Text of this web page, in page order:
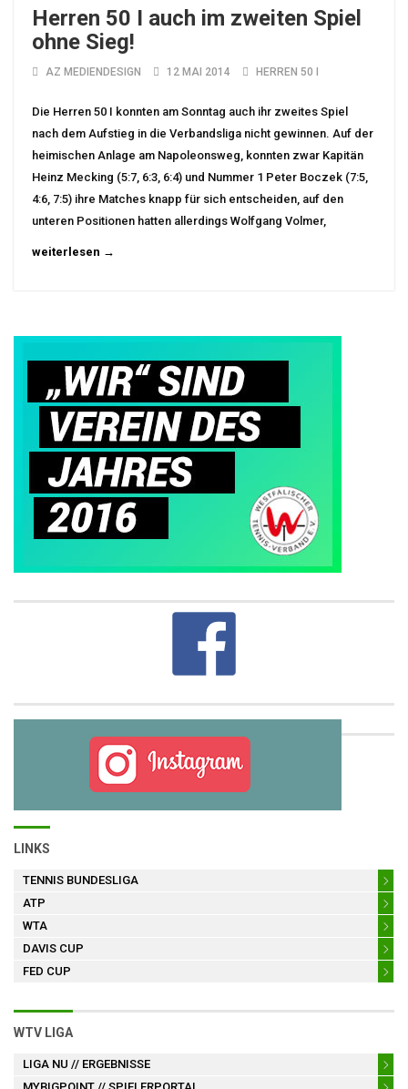
Herren 50 I auch im zweiten Spiel
ohne Sieg!
AZ MEDIENDESIGN 12 MAI 2014 HERREN 50 I
Die Herren 50 I konnten am Sonntag auch ihr zweites Spiel
nach dem Aufstieg in die Verbandsliga nicht gewinnen. Auf der
heimischen Anlage am Napoleonsweg, konnten zwar Kapitän
Heinz Mecking (5:7, 6:3, 6:4) und Nummer 1 Peter Boczek (7:5,
4:6, 7:5) ihre Matches knapp für sich entscheiden, auf den
unteren Positionen hatten allerdings Wolfgang Volmer,
weiterlesen →
LINKS
TENNIS BUNDESLIGA
ATP
WTA
DAVIS CUP
FED CUP
WTV LIGA
LIGA NU // ERGEBNISSE